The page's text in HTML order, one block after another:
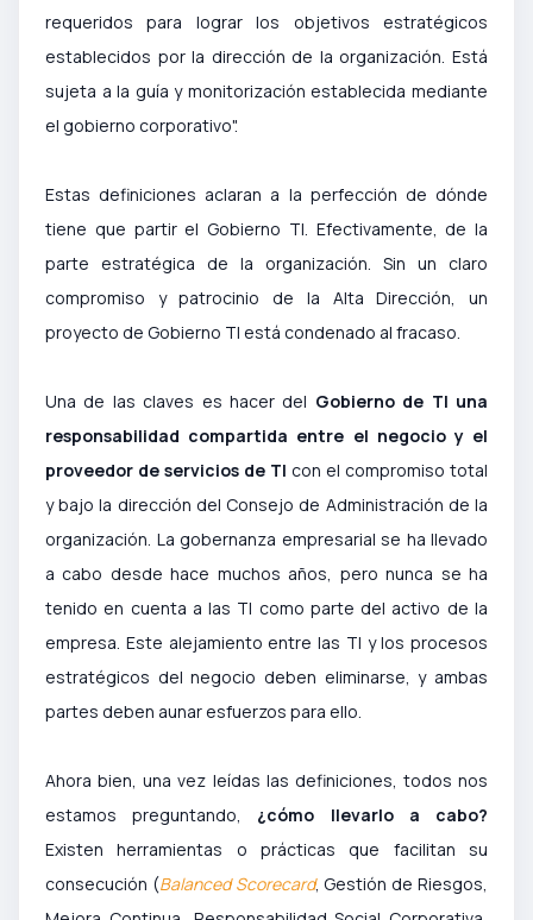
requeridos para lograr los objetivos estratégicos
establecidos por la dirección de la organización. Está
sujeta a la guía y monitorización establecida mediante
el gobierno corporativo".
Estas definiciones aclaran a la perfección de dónde
tiene que partir el Gobierno TI. Efectivamente, de la
parte estratégica de la organización. Sin un claro
compromiso y patrocinio de la Alta Dirección, un
proyecto de Gobierno TI está condenado al fracaso.
Una de las claves es hacer del Gobierno de TI una
responsabilidad compartida entre el negocio y el
proveedor de servicios de TI con el compromiso total
y bajo la dirección del Consejo de Administración de la
organización. La gobernanza empresarial se ha llevado
a cabo desde hace muchos años, pero nunca se ha
tenido en cuenta a las TI como parte del activo de la
empresa. Este alejamiento entre las TI y los procesos
estratégicos del negocio deben eliminarse, y ambas
partes deben aunar esfuerzos para ello.
Ahora bien, una vez leídas las definiciones, todos nos
estamos preguntando, ¿cómo llevarlo a cabo?
Existen herramientas o prácticas que facilitan su
consecución (Balanced Scorecard, Gestión de Riesgos,